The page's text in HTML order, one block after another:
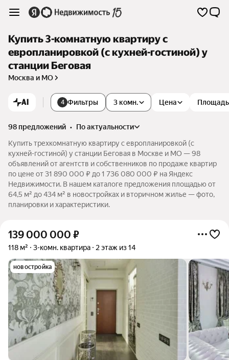
Купить 3-комнатную квартиру с
европланировкой (с кухней-гостиной) у
станции Беговая
Москва и МО
AI 4 Фильтры 3 комн. Цена Площадь
98 предложений •
по актуальности
Купить трехкомнатную квартиру с европланировкой (с
кухней-гостиной) у станции Беговая в Москве и МО — 98
объявлений от агентств и собственников по продаже квартир
по цене от 31 890 000 ₽ до 1 736 080 000 ₽ на Яндекс
Недвижимости. В нашем каталоге предложения площадью от
64,5 м² до 434 м² в новостройках и вторичном жилье — фото,
планировки и характеристики.
139 000 000 ₽
118 м² 3-комн. квартира 2 этаж из 14
новостройка